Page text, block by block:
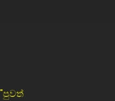
"පුවත්